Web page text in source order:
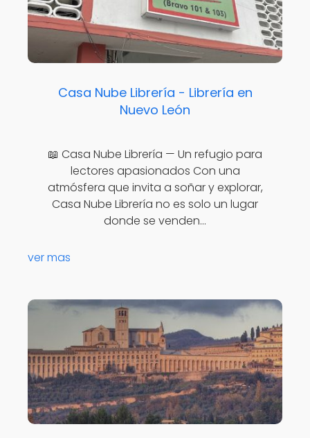
Casa Nube Librería - Librería en
Nuevo León
📖 Casa Nube Librería — Un refugio para
lectores apasionados Con una
atmósfera que invita a soñar y explorar,
Casa Nube Librería no es solo un lugar
donde se venden…
ver mas